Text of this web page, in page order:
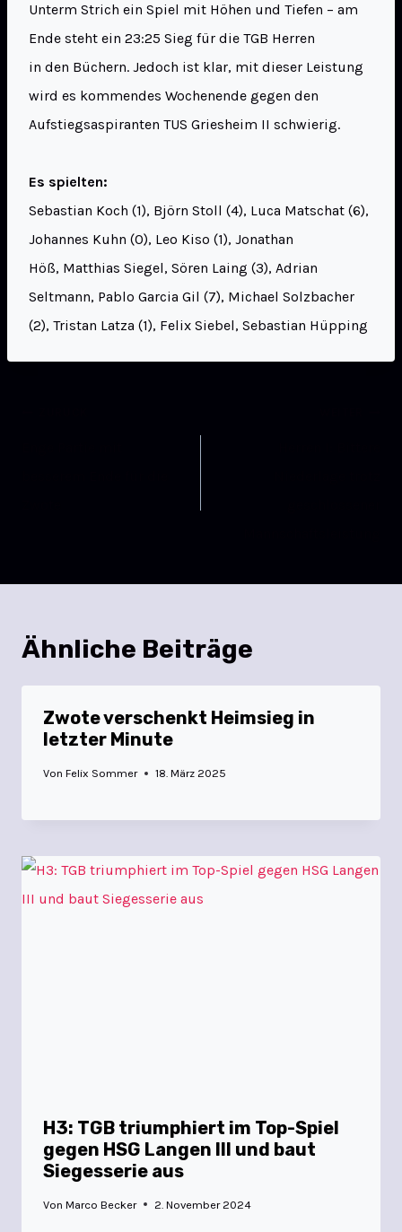
Unterm Strich ein Spiel mit Höhen und Tiefen – am
Ende steht ein 23:25 Sieg für die TGB Herren
in den Büchern. Jedoch ist klar, mit dieser Leistung
wird es kommendes Wochenende gegen den
Aufstiegsaspiranten TUS Griesheim II schwierig.
Es spielten:
Sebastian Koch (1), Björn Stoll (4), Luca Matschat (6),
Johannes Kuhn (0), Leo Kiso (1), Jonathan
Höß, Matthias Siegel, Sören Laing (3), Adrian
Seltmann, Pablo Garcia Gil (7), Michael Solzbacher
(2), Tristan Latza (1), Felix Siebel, Sebastian Hüpping
Ähnliche Beiträge
Zwote verschenkt Heimsieg in
letzter Minute
Von Felix Sommer 18. März 2025
H3: TGB triumphiert im Top-Spiel
gegen HSG Langen III und baut
Siegesserie aus
Von Marco Becker 2. November 2024